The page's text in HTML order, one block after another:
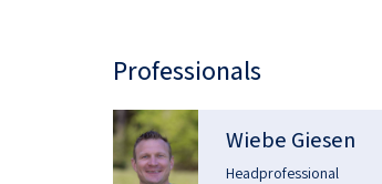
Professionals
Wiebe Giesen
Headprofessional